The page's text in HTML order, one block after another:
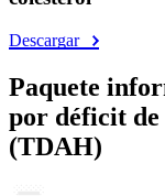
Descargar
Paquete
por déficit
(TDAH)